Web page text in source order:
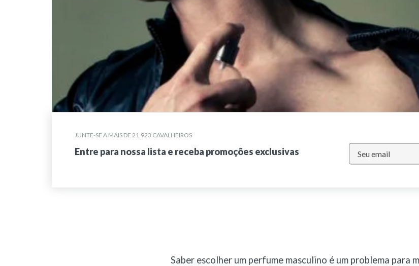
JUNTE-SE A MAIS DE 21.923 CAVALHEIROS
Entre para nossa lista e receba promoções exclusivas
Saber escolher um perfume masculino é um problema para